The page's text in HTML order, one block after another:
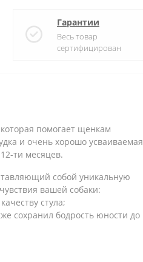
Гарантии
Весь товар
сертифицирован
помогает щенкам
и очень хорошо усваиваемая
ти месяцев.
собой уникальную
вашей собаки:
стула;
сохранил бодрость юности до